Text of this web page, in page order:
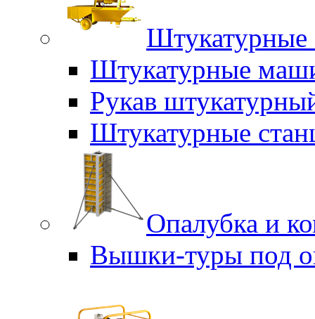
Штукатурные
Штукатурные
Рукав
Штукатурные
Опалубка и
Вышки-туры под